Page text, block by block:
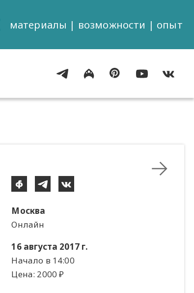
материалы | возможности | опыт
Москва
Онлайн
16 августа 2017 г.
Начало в 14:00
Цена: 2000 ​₽​